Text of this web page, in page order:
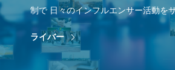
制で 日々のインフルエンサー活動を
ライバー